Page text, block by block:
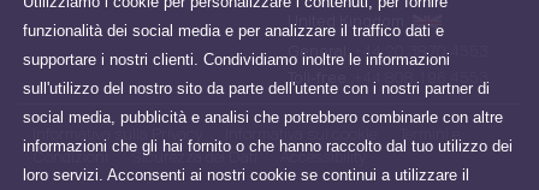
funzionalità dei social media e per analizzare il traffico dati e
supportare i nostri clienti. Condividiamo inoltre le informazioni
sull'utilizzo del nostro sito da parte dell'utente con i nostri partner di
social media, pubblicità e analisi che potrebbero combinarle con altre
informazioni che gli hai fornito o che hanno raccolto dal tuo utilizzo dei
loro servizi. Acconsenti ai nostri cookie se continui a utilizzare il
United Kingdom
General:
+44 20 3870 4553
Toll-free :
+44 808 196 4553
Sicurezza dei Dati